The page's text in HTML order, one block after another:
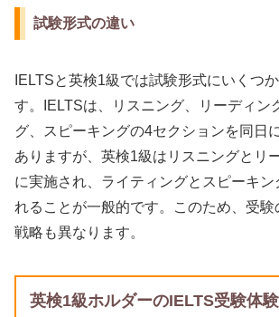
試験形式の違い
IELTSと英検1級では試験形式にいくつ
す。IELTSは、リスニング、リーディン
グ、スピーキングの4セクションを同日
ありますが、英検1級はリスニングとリ
に実施され、ライティングとスピーキ
れることが一般的です。このため、受
戦略も異なります。
英検1級ホルダーのIELTS受験体